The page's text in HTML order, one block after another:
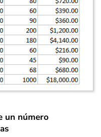
un número